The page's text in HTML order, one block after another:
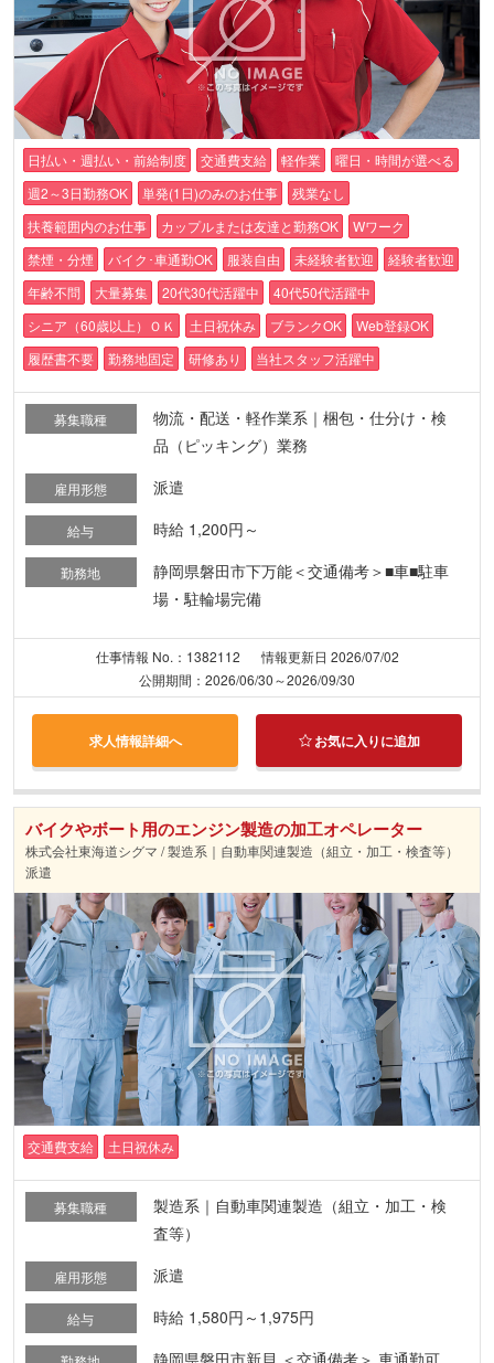
日払い・週払い・前給制度 交通費支給 軽作業
曜日・時間が選べる
週2～3日勤務OK
単発(1日)のみのお仕事
残業なし
扶養範囲内のお仕事
カップルまたは友達と勤務OK
Wワーク
禁煙・分煙
バイク･車通勤OK 服装自由 未経験者歓迎
経験者歓迎
年齢不問
大量募集 20代30代活躍中
40代50代活躍中
シニア（60歳以上）ＯＫ
土日祝休み ブランクOK
Web登録OK
履歴書不要
勤務地固定 研修あり 当社スタッフ活躍中
募集職種
物流・配送・軽作業系｜梱包・仕分け・検
品（ピッキング）業務
雇用形態 派遣
給与 時給 1,200円～
勤務地
静岡県磐田市下万能＜交通備考＞■車■駐車
場・駐輪場完備
仕事情報 No.：1382112
情報更新日 2026/07/02
公開期間：2026/06/30～2026/09/30
求人情報詳細へ お気に入りに追加
バイクやボート用のエンジン製造の加工オペレーター
株式会社東海道シグマ / 製造系｜自動車関連製造（組立・加工・検査等）
派遣
交通費支給 土日祝休み
募集職種
製造系｜自動車関連製造（組立・加工・検
査等）
雇用形態 派遣
給与 時給 1,580円～1,975円
静岡県磐田市新貝 ＜交通備考＞ 車通勤可